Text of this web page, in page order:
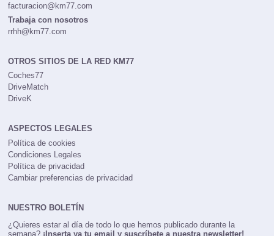
facturacion@km77.com
Trabaja con nosotros
rrhh@km77.com
OTROS SITIOS DE LA RED KM77
Coches77
DriveMatch
DriveK
ASPECTOS LEGALES
Política de cookies
Condiciones Legales
Política de privacidad
Cambiar preferencias de privacidad
NUESTRO BOLETÍN
¿Quieres estar al día de todo lo que hemos publicado durante la
semana? ¡Inserta ya tu email y suscríbete a nuestra newsletter!